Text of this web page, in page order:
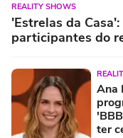
REALITY SHOWS
'Estrelas da
participantes do
Ana
ter